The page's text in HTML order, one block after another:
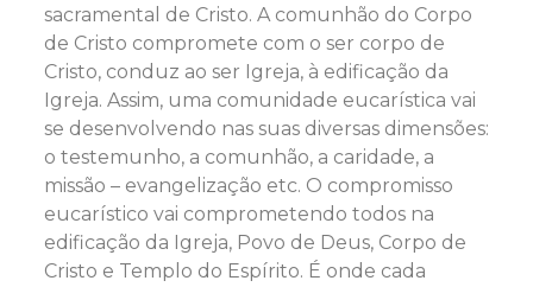
sacramental de Cristo. A comunhão do Corpo
de Cristo compromete com o ser corpo de
Cristo, conduz ao ser Igreja, à edificação da
Igreja. Assim, uma comunidade eucarística vai
se desenvolvendo nas suas diversas dimensões:
o testemunho, a comunhão, a caridade, a
missão – evangelização etc. O compromisso
eucarístico vai comprometendo todos na
edificação da Igreja, Povo de Deus, Corpo de
Cristo e Templo do Espírito. É onde cada